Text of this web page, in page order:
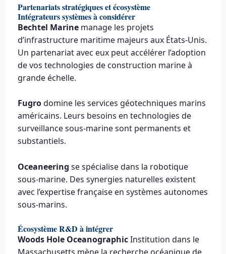
Partenariats stratégiques et écosystème
Intégrateurs systèmes à considérer
Bechtel Marinemanage les projets
d’infrastructure maritime majeurs aux États-Unis.
Un partenariat avec eux peut accélérer l’adoption
de vos technologies de construction marine à
grande échelle.
Fugrodomine les services géotechniques marins
américains. Leurs besoins en technologies de
surveillance sous-marine sont permanents et
substantiels.
Oceaneering se spécialise dans la robotique
sous-marine. Des synergies naturelles existent
avec l’expertise française en systèmes autonomes
sous-marins.
Écosystème R&D à intégrer
Woods Hole OceanographicInstitution dans le